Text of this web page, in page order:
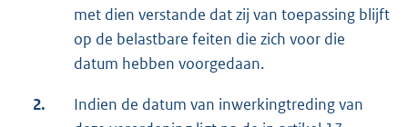
met dien verstande dat zij van toepassing blijft
op de belastbare feiten die zich voor die
datum hebben voorgedaan.
2.
Indien de datum van inwerkingtreding van